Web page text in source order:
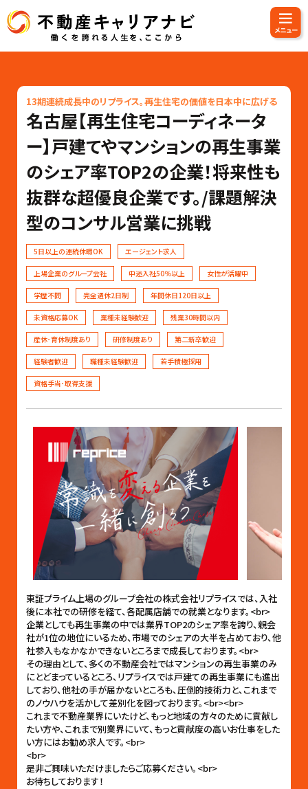
13期連続成長中のリプライス。再生住宅の価値を日本中に広げる
名古屋【再生住宅コーディネータ
ー】戸建てやマンションの再生事業
のシェア率TOP2の企業！将来性も
抜群な超優良企業です。/課題解決
型のコンサル営業に挑戦
5日以上の連続休暇OK エージェント求人
上場企業のグループ会社 中途入社50％以上 女性が活躍中
学歴不問 完全週休2日制 年間休日120日以上
未資格応募OK 業種未経験歓迎 残業30時間以内
産休･育休制度あり 研修制度あり 第二新卒歓迎
経験者歓迎 職種未経験歓迎 若手積極採用
資格手当･取得支援
東証プライム上場のグループ会社の株式会社リプライスでは、入社
後に本社での研修を経て、各配属店舗での就業となります。<br>
企業としても再生事業の中では業界TOP2のシェア率を誇り、親会
社が1位の地位にいるため、市場でのシェアの大半を占めており、他
社参入もなかなかできないところまで成長しております。<br>
その理由として、多くの不動産会社ではマンションの再生事業のみ
にとどまっているところ、リプライスでは戸建ての再生事業にも進出
しており、他社の手が届かないところも、圧倒的技術力と、これまで
のノウハウを活かして差別化を図っております。<br><br>
これまで不動産業界にいたけど、もっと地域の方々のために貢献し
たい方や、これまで別業界にいて、もっと貢献度の高いお仕事をした
い方にはお勧め求人です。<br>
<br>
是非ご興味いただけましたらご応募ください。<br>
お待ちしております！